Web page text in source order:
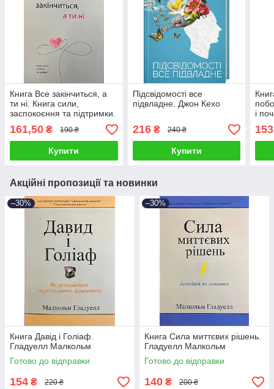
Книга Все закінчиться, а
ти ні. Книга сили,
заспокоєння та підтримки.
Ольга Примаченко
161,50 ₴ 190 ₴
Купити
Підсвідомості все
підвладне. Джон Кехо
216₴ 240 ₴
Купити
і
153
Акційні пропозиції та новинки
–30%
Книга Давід і Голіаф.
Гладуелл Малкольм
Готово до відправки
154 ₴ 220 ₴
–30%
Книга Сила миттєвих рішень.
Гладуелл Малкольм
Готово до відправки
140 ₴ 200 ₴